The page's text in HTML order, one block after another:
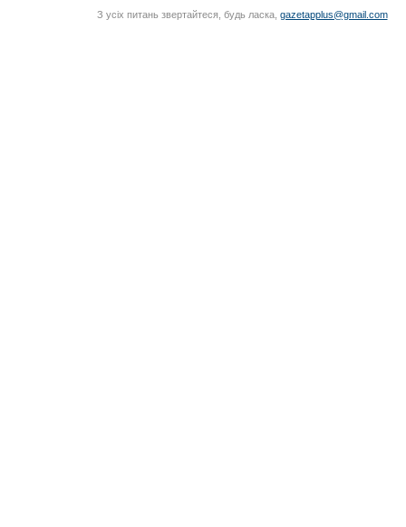
З усіх питань звертайтеся, будь ласка, gazetapplus@gmail.com